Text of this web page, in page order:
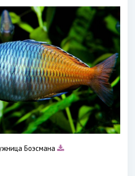
Боэсмана